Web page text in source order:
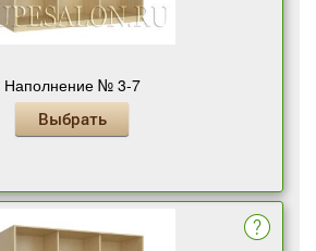
Наполнение № 3-7
Выбрать